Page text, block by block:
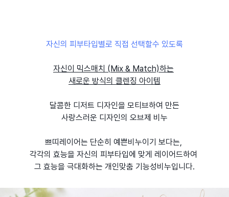
자신의 피부타입별로 직접 선택할수 있도록
자신이 믹스매치 (Mix & Match)하는
새로운 방식의 클렌징 아이템
달콤한 디저트 디자인을 모티브하여 만든
사랑스러운 디자인의 오브제 비누
쁘띠레이어는 단순히 예쁜비누이기 보다는,
각각의 효능을 자신의 피부타입에 맞게 레이어드하여
그 효능을 극대화하는 개인맞춤 기능성비누입니다.